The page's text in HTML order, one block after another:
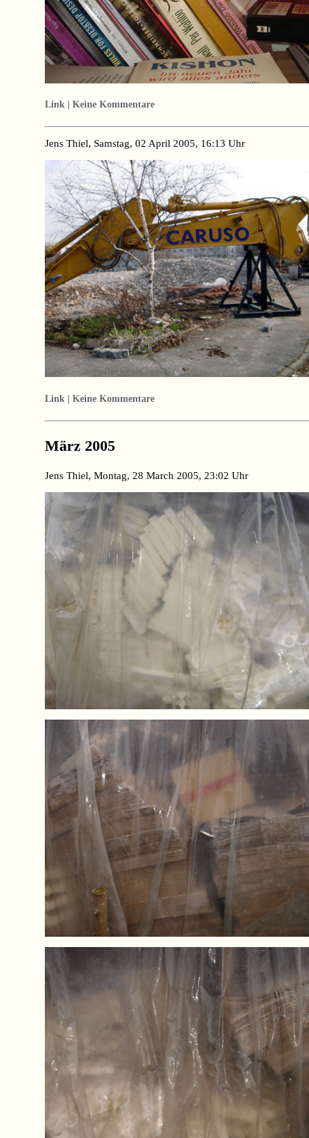
Link | Keine Kommentare
Jens Thiel, Samstag, 02 April 2005, 16:13 Uhr
Link | Keine Kommentare
März 2005
Jens Thiel, Montag, 28 March 2005, 23:02 Uhr